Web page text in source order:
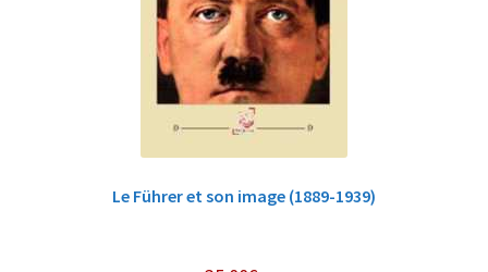
Le Führer et son image (1889-1939)